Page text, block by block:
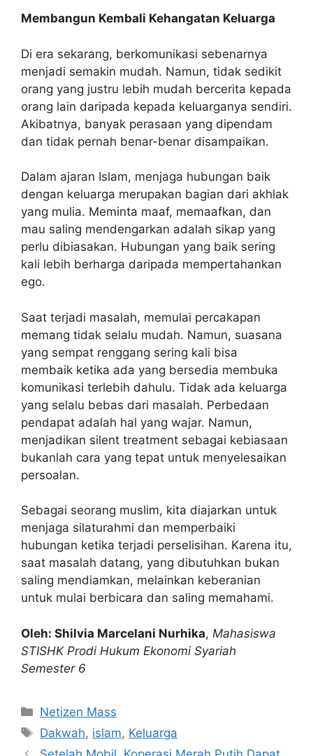
Membangun Kembali Kehangatan Keluarga
Di era sekarang, berkomunikasi sebenarnya
menjadi semakin mudah. Namun, tidak sedikit
orang yang justru lebih mudah bercerita kepada
orang lain daripada kepada keluarganya sendiri.
Akibatnya, banyak perasaan yang dipendam
dan tidak pernah benar-benar disampaikan.
Dalam ajaran Islam, menjaga hubungan baik
dengan keluarga merupakan bagian dari akhlak
yang mulia. Meminta maaf, memaafkan, dan
mau saling mendengarkan adalah sikap yang
perlu dibiasakan. Hubungan yang baik sering
kali lebih berharga daripada mempertahankan
ego.
Saat terjadi masalah, memulai percakapan
memang tidak selalu mudah. Namun, suasana
yang sempat renggang sering kali bisa
membaik ketika ada yang bersedia membuka
komunikasi terlebih dahulu. Tidak ada keluarga
yang selalu bebas dari masalah. Perbedaan
pendapat adalah hal yang wajar. Namun,
menjadikan silent treatment sebagai kebiasaan
bukanlah cara yang tepat untuk menyelesaikan
persoalan.
Sebagai seorang muslim, kita diajarkan untuk
menjaga silaturahmi dan memperbaiki
hubungan ketika terjadi perselisihan. Karena itu,
saat masalah datang, yang dibutuhkan bukan
saling mendiamkan, melainkan keberanian
untuk mulai berbicara dan saling memahami.
Oleh: Shilvia Marcelani Nurhika, Mahasiswa
STISHK Prodi Hukum Ekonomi Syariah
Semester 6
Kategori
Netizen Mass
Tag
Dakwah, islam, Keluarga